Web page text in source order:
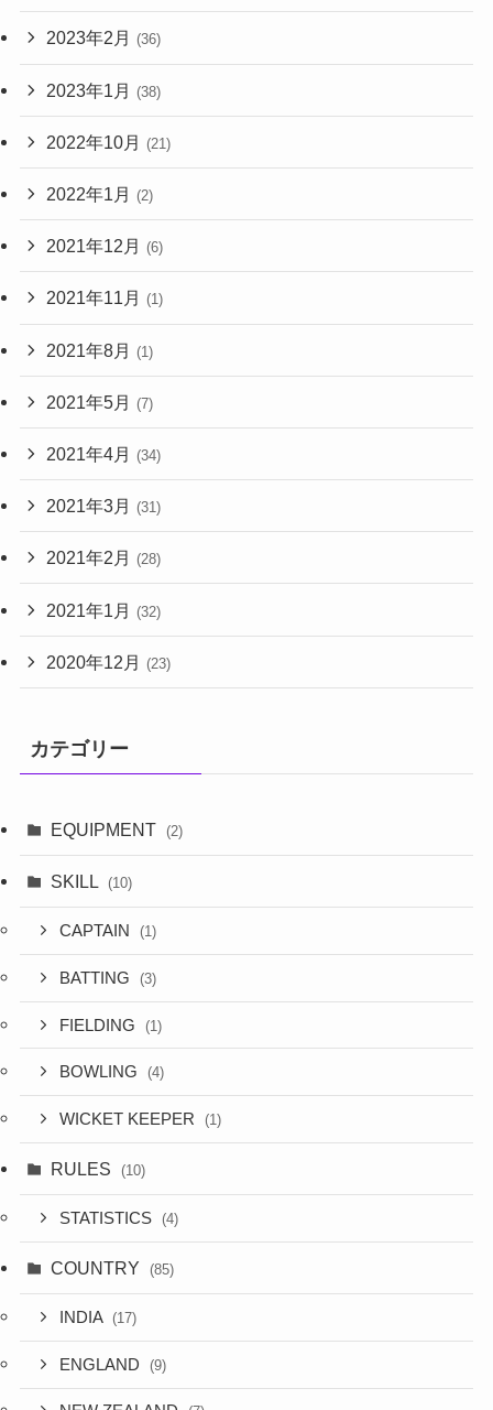
2023年2月 (36)
2023年1月 (38)
2022年10月 (21)
2022年1月 (2)
2021年12月 (6)
2021年11月 (1)
2021年8月 (1)
2021年5月 (7)
2021年4月 (34)
2021年3月 (31)
2021年2月 (28)
2021年1月 (32)
2020年12月 (23)
カテゴリー
EQUIPMENT (2)
SKILL (10)
CAPTAIN (1)
BATTING (3)
FIELDING (1)
BOWLING (4)
WICKET KEEPER (1)
RULES (10)
STATISTICS (4)
COUNTRY (85)
INDIA (17)
ENGLAND (9)